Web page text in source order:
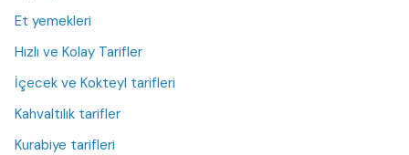
Et yemekleri
Hızlı ve Kolay Tarifler
İçecek ve Kokteyl tarifleri
Kahvaltılık tarifler
Kurabiye tarifleri